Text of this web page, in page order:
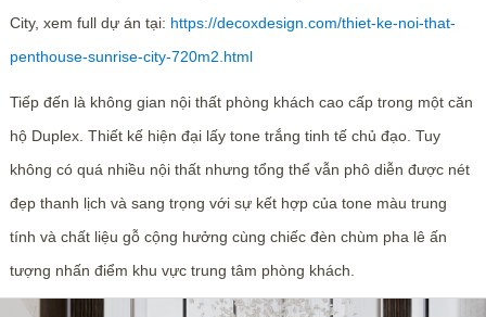
City, xem full dự án tại: https://decoxdesign.com/thiet-ke-noi-that-
penthouse-sunrise-city-720m2.html
Tiếp đến là không gian nội thất phòng khách cao cấp trong một căn
hộ Duplex. Thiết kế hiện đại lấy tone trắng tinh tế chủ đạo. Tuy
không có quá nhiều nội thất nhưng tổng thể vẫn phô diễn được nét
đẹp thanh lịch và sang trọng với sự kết hợp của tone màu trung
tính và chất liệu gỗ cộng hưởng cùng chiếc đèn chùm pha lê ấn
tượng nhấn điểm khu vực trung tâm phòng khách.